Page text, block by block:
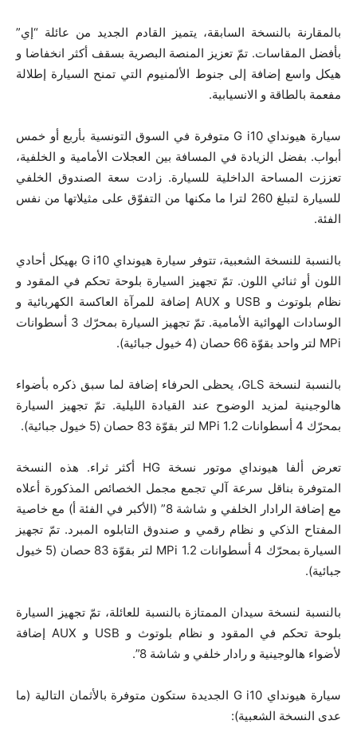
بالمقارنة بالنسخة السابقة، يتميز القادم الجديد من عائلة “إي”
بأفضل المقاسات. تمّ تعزيز المنصة البصرية بسقف أكثر انخفاضا و
هيكل واسع إضافة إلى جنوط الألمنيوم التي تمنح السيارة إطلالة
مفعمة بالطاقة و الانسيابية.
سيارة هيونداي G i10 متوفرة في السوق التونسية بأربع أو خمس
أبواب. بفضل الزيادة في المسافة بين العجلات الأمامية و الخلفية،
تعززت المساحة الداخلية للسيارة. زادت سعة الصندوق الخلفي
للسيارة لتبلغ 260 لترا ما مكنها من التفوّق على مثيلاتها من نفس
الفئة.
بالنسبة للنسخة الشعبية، تتوفر سيارة هيونداي G i10 بهيكل أحادي
اللون أو ثنائي اللون. تمّ تجهيز السيارة بلوحة تحكم في المقود و
نظام بلوتوث و USB و AUX إضافة للمرآة العاكسة الكهربائية و
الوسادات الهوائية الأمامية. تمّ تجهيز السيارة بمحرّك 3 أسطوانات
MPi لتر واحد بقوّة 66 حصان (4 خيول جبائية).
بالنسبة لنسخة GLS، يحظى الحرفاء إضافة لما سبق ذكره بأضواء
هالوجينية لمزيد الوضوح عند القيادة الليلية. تمّ تجهيز السيارة
بمحرّك 4 أسطوانات MPi 1.2 لتر بقوّة 83 حصان (5 خيول جبائية).
تعرض ألفا هيونداي موتور نسخة HG أكثر ثراء. هذه النسخة
المتوفرة بناقل سرعة آلي تجمع مجمل الخصائص المذكورة أعلاه
مع إضافة الرادار الخلفي و شاشة 8” (الأكبر في الفئة أ) مع خاصية
المفتاح الذكي و نظام رقمي و صندوق التابلوه المبرد. تمّ تجهيز
السيارة بمحرّك 4 أسطوانات MPi 1.2 لتر بقوّة 83 حصان (5 خيول
جبائية).
بالنسبة لنسخة سيدان الممتازة بالنسبة للعائلة، تمّ تجهيز السيارة
بلوحة تحكم في المقود و نظام بلوتوث و USB و AUX إضافة
لأضواء هالوجينية و رادار خلفي و شاشة 8”.
سيارة هيونداي G i10 الجديدة ستكون متوفرة بالأثمان التالية (ما
عدى النسخة الشعبية):